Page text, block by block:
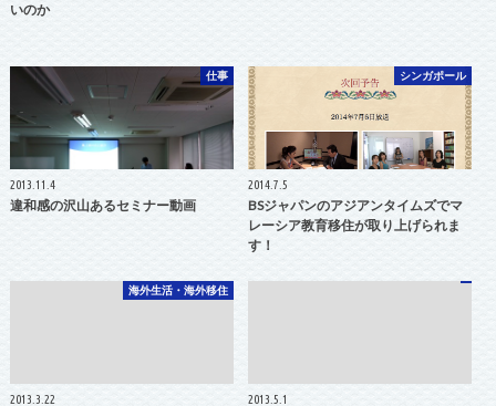
いのか
仕事
2013.11.4
違和感の沢山あるセミナー動画
シンガポール
2014.7.5
BSジャパンのアジアンタイムズでマ
レーシア教育移住が取り上げられま
す！
海外生活・海外移住
2013.3.22 2013.5.1